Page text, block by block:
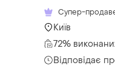
Супер-
Київ
72%
Відповідає